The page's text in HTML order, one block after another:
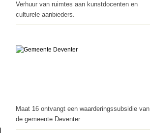
Verhuur van ruimtes aan kunstdocenten en
culturele aanbieders.
Maat 16 ontvangt een waarderings­subsidie van
de gemeente Deventer